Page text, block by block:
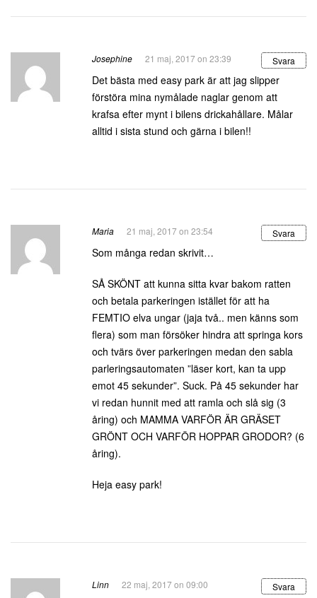
Josephine 21 maj, 2017 on 23:39 Svara
Det bästa med easy park är att jag slipper
förstöra mina nymålade naglar genom att
krafsa efter mynt i bilens drickahållare. Målar
alltid i sista stund och gärna i bilen!!
Maria 21 maj, 2017 on 23:54 Svara
Som många redan skrivit…
SÅ SKÖNT att kunna sitta kvar bakom ratten
och betala parkeringen istället för att ha
FEMTIO elva ungar (jaja två.. men känns som
flera) som man försöker hindra att springa kors
och tvärs över parkeringen medan den sabla
parleringsautomaten ”läser kort, kan ta upp
emot 45 sekunder”. Suck. På 45 sekunder har
vi redan hunnit med att ramla och slå sig (3
åring) och MAMMA VARFÖR ÄR GRÄSET
GRÖNT OCH VARFÖR HOPPAR GRODOR? (6
åring).
Heja easy park!
Linn 22 maj, 2017 on 09:00 Svara